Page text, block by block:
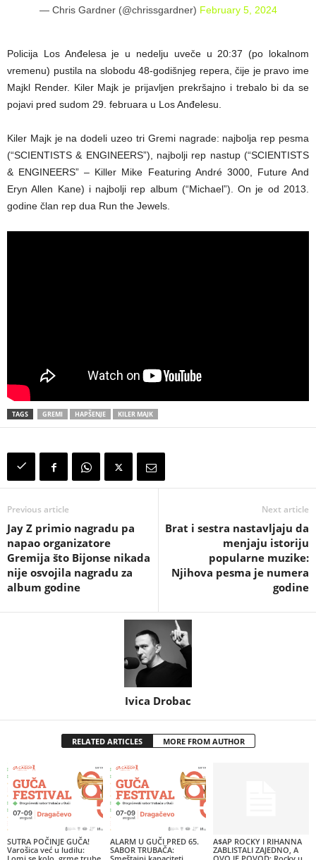
— Chris Gardner (@chrissgardner) February 5, 2024
Policija Los Anđelesa je u nedelju uveče u 20:37 (po lokalnom
vremenu) pustila na slobodu 48-godišnjeg repera, čije je pravo ime
Majkl Render. Kiler Majk je prijavljen prekršajno i trebalo bi da se
pojavi pred sudom 29. februara u Los Anđelesu.
Kiler Majk je na dodeli uzeo tri Gremi nagrade: najbolja rep pesma
(“SCIENTISTS & ENGINEERS”), najbolji rep nastup (“SCIENTISTS
& ENGINEERS” – Killer Mike Featuring André 3000, Future And
Eryn Allen Kane) i najbolji rep album (“Michael”). On je od 2013.
godine član rep dua Run the Jewels.
TAGS GREMI HAPŠENJE KILER MAJK
Previous article
Jay Z primio nagradu pa
napao organizatore
Gremija što Bijonse nikada
nije osvojila nagradu za
album godine
Next article
Brat i sestra nastavljaju da
menjaju istoriju
popularne muzike:
Njihova pesma je numera
godine
Ivica Drobac
RELATED ARTICLES MORE FROM AUTHOR
SUTRA POČINJE GUČA!
Varošica već u ludilu:
ALARM U GUČI PRED 65.
SABOR TRUBAČA:
A$AP ROCKY I RIHANNA
ZABLISTALI ZAJEDNO, A